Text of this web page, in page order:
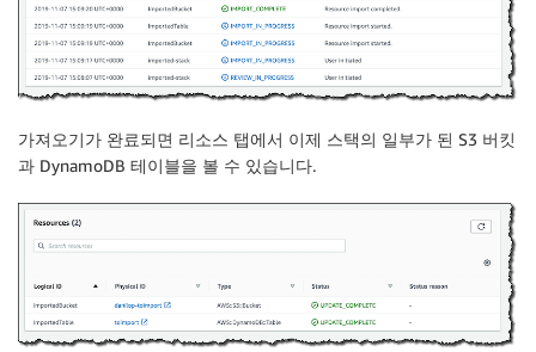
가져오기가 완료되면 리소스 탭에서 이제 스택의 일부가 된 S3 버킷
과 DynamoDB 테이블을 볼 수 있습니다.